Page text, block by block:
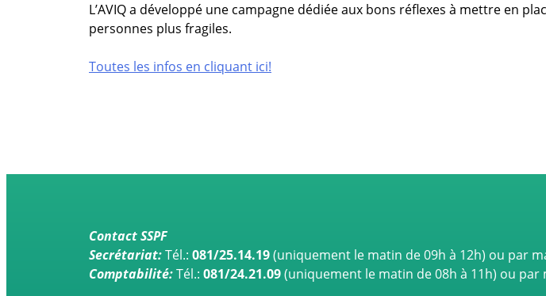
L’AVIQ a développé une campagne dédiée aux bons réflexes à mettre en
personnes plus fragiles.
Toutes les infos en cliquant ici!
Contact SSPF
Secrétariat:Tél.: 081/25.14.19(uniquement le matin de 09h à 12h) ou par
Comptabilité:Tél.: 081/24.21.09(uniquement le matin de 08h à 11h) ou par